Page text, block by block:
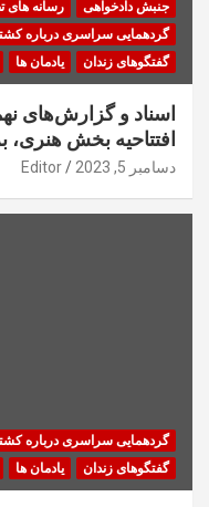
جنبش دادخواهی رسانه های
گردهمایی سراسری درباره
گفتگوهای زندان
یادمان ها
اسناد و گزارش‌های
افتتاحیه بخش هنری، برلین ۲۹
دسامبر 5, 2023 Editor
گردهمایی سراسری درباره
گفتگوهای زندان
یادمان ها